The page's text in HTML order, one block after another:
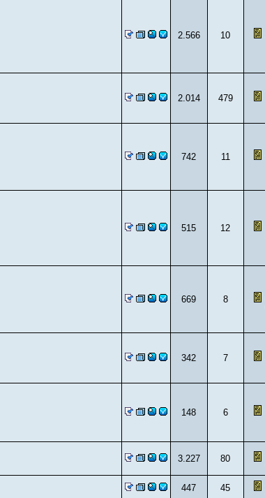
2.566 10
2.014 479
742 11
515 12
669 8
342 7
148 6
3.227 80
447 45